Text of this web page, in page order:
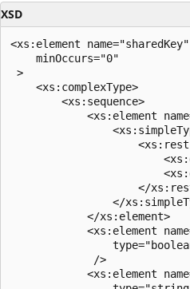
XSD
<xs:element name="sharedKey"
    minOccurs="0"
>
    <xs:complexType>
        <xs:sequence>
<xs:element
</
</
            </xs:element>
<xs:element
             />
<xs:element